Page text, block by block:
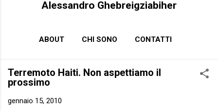
Alessandro Ghebreigziabiher
ABOUT CHI SONO CONTATTI
Terremoto Haiti. Non aspettiamo il
prossimo
gennaio 15, 2010